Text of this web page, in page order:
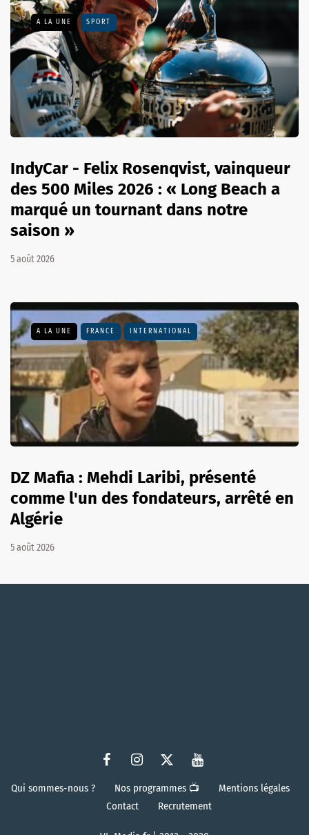
A LA UNE SPORT
IndyCar - Felix Rosenqvist, vainqueur
des 500 Miles 2026 : « Long Beach a
marqué un tournant dans notre
saison »
5 août 2026
A LA UNE FRANCE INTERNATIONAL
DZ Mafia : Mehdi Laribi, présenté
comme l'un des fondateurs, arrêté en
Algérie
5 août 2026
Qui sommes-nous ? Nos programmes 📺
Mentions légales
Contact
Recrutement